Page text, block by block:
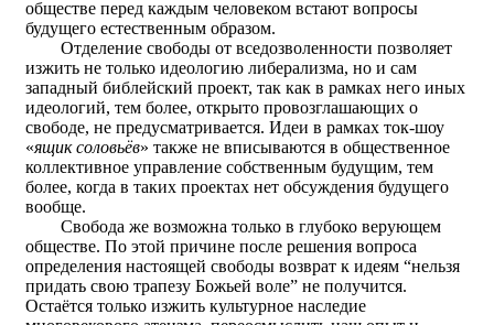
обществе перед каждым человеком встают вопросы
будущего естественным образом.
Отделение свободы от вседозволенности позволяет
изжить не только идеологию либерализма, но и сам
западный библейский проект, так как в рамках него иных
идеологий, тем более, открыто провозглашающих о
свободе, не предусматривается. Идеи в рамках ток-шоу
«ящик соловьёв» также не вписываются в общественное
коллективное управление собственным будущим, тем
более, когда в таких проектах нет обсуждения будущего
вообще.
Свобода же возможна только в глубоко верующем
обществе. По этой причине после решения вопроса
определения настоящей свободы возврат к идеям “нельзя
придать свою трапезу Божьей воле” не получится.
Остаётся только изжить культурное наследие